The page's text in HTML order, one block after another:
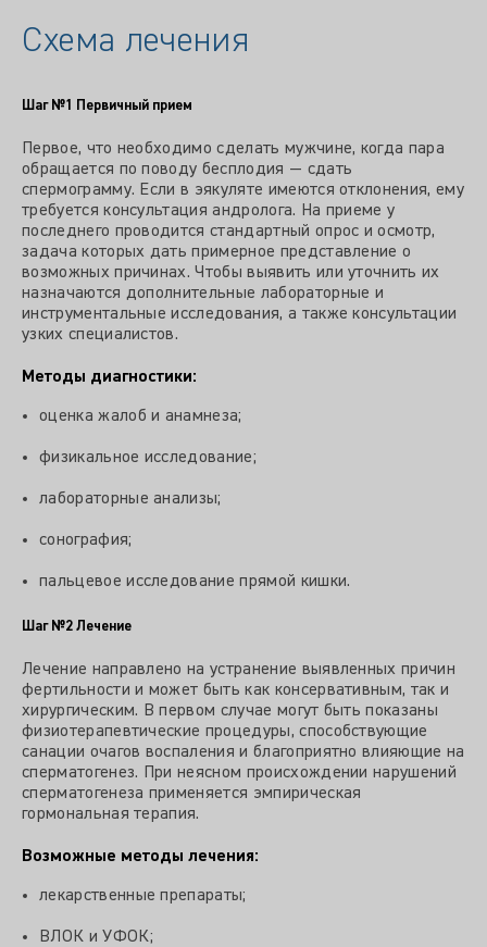
Схема лечения
Шаг №1 Первичный прием
Первое, что необходимо сделать мужчине, когда пара
обращается по поводу бесплодия — сдать
спермограмму. Если в эякуляте имеются отклонения, ему
требуется консультация андролога. На приеме у
последнего проводится стандартный опрос и осмотр,
задача которых дать примерное представление о
возможных причинах. Чтобы выявить или уточнить их
назначаются дополнительные лабораторные и
инструментальные исследования, а также консультации
узких специалистов.
Методы диагностики:
оценка жалоб и анамнеза;
физикальное исследование;
лабораторные анализы;
сонография;
пальцевое исследование прямой кишки.
Шаг №2 Лечение
Лечение направлено на устранение выявленных причин
фертильности и может быть как консервативным, так и
хирургическим. В первом случае могут быть показаны
физиотерапевтические процедуры, способствующие
санации очагов воспаления и благоприятно влияющие на
сперматогенез. При неясном происхождении нарушений
сперматогенеза применяется эмпирическая
гормональная терапия.
Возможные методы лечения:
лекарственные препараты;
ВЛОК и УФОК;